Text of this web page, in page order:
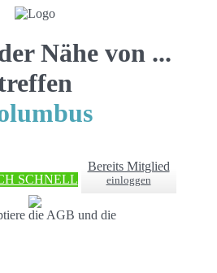
Nähe von ...
SCHNELL
Bereits Mitglied
einloggen
die AGB und die